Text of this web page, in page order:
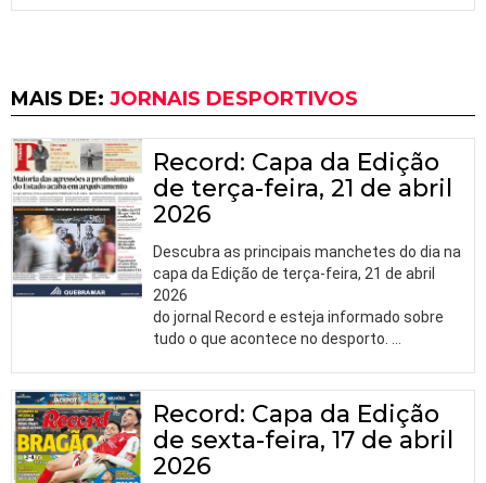
MAIS DE: JORNAIS DESPORTIVOS
Record: Capa da Edição
de terça-feira, 21 de abril
2026
Descubra as principais manchetes do dia na
capa da Edição de terça-feira, 21 de abril
2026
do jornal Record e esteja informado sobre
tudo o que acontece no desporto.
Record: Capa da Edição
de sexta-feira, 17 de abril
2026